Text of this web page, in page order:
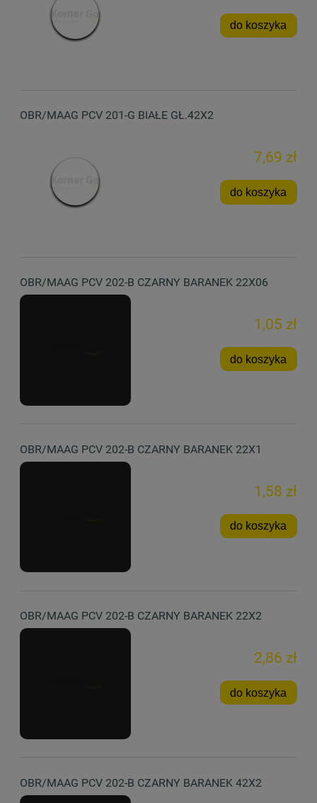
do koszyka
OBR/MAAG PCV 201-G BIAŁE GŁ.42X2
7,69 zł
do koszyka
OBR/MAAG PCV 202-B CZARNY BARANEK 22X06
1,05 zł
do koszyka
OBR/MAAG PCV 202-B CZARNY BARANEK 22X1
1,58 zł
do koszyka
OBR/MAAG PCV 202-B CZARNY BARANEK 22X2
2,86 zł
do koszyka
OBR/MAAG PCV 202-B CZARNY BARANEK 42X2